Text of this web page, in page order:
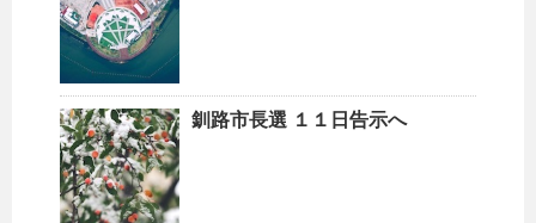
釧路市長選 １１日告示へ